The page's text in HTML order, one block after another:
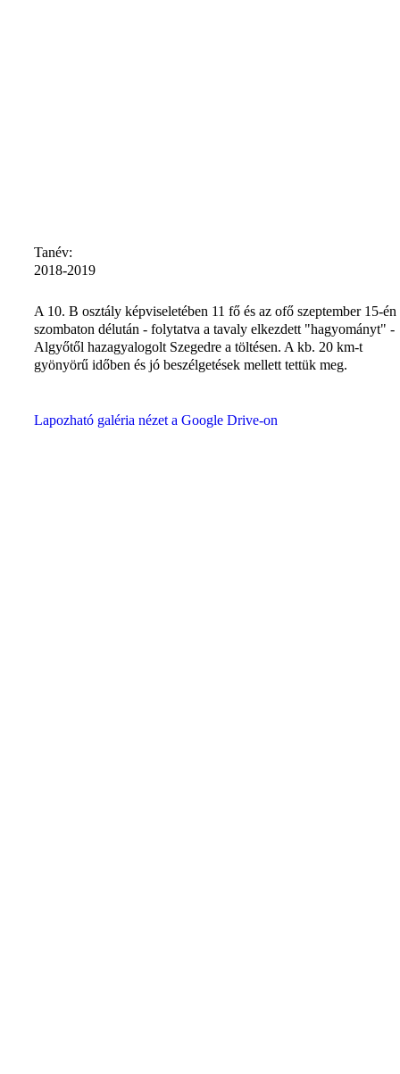
Tanév:
2018-2019
A 10. B osztály képviseletében 11 fő és az ofő szeptember 15-én
szombaton délután - folytatva a tavaly elkezdett "hagyományt" -
Algyőtől hazagyalogolt Szegedre a töltésen. A kb. 20 km-t
gyönyörű időben és jó beszélgetések mellett tettük meg.
Lapozható galéria nézet a Google Drive-on